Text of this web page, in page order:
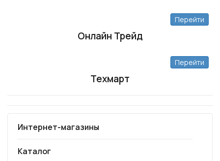
Перейти
Онлайн Трейд
Перейти
Техмарт
Интернет-магазины
Каталог